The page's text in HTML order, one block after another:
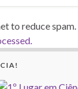
to reduce spam.